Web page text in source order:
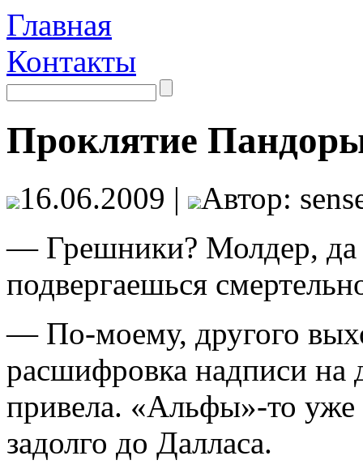
Главная
Контакты
Проклятие
16.06.2009 |
Автор:
— Грешники? Молдер,
подвергаешься
— По-моему, другого
расшифровка надписи на
привела. «Альфы»-то уже
задолго до Далласа.